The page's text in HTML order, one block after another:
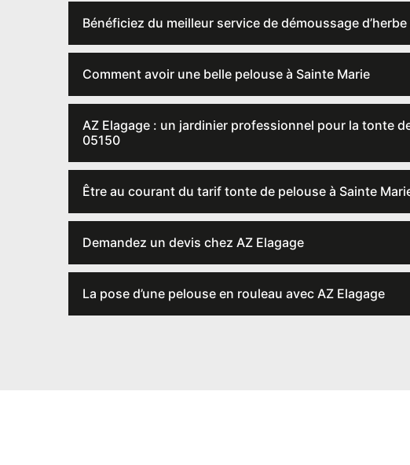
Bénéficiez du meilleur service de démoussage
Comment avoir une belle pelouse à Sainte Marie
AZ Elagage : un jardinier professionnel pour la tonte
05150
Être au courant du tarif tonte de pelouse à Sainte
Demandez un devis chez AZ Elagage
La pose d’une pelouse en rouleau avec AZ Elagage